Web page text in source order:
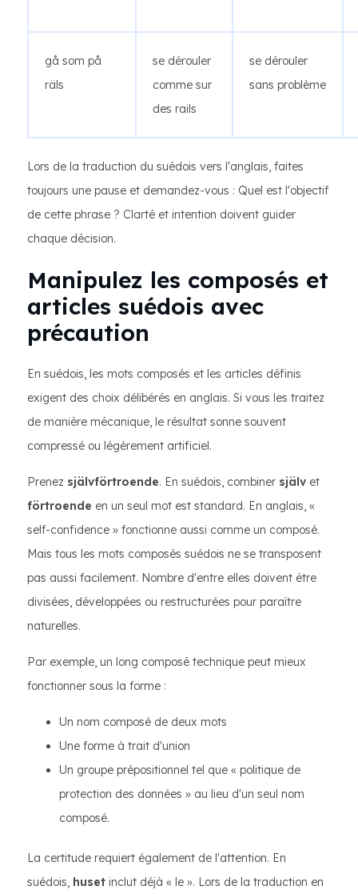
gå som på
räls
se dérouler
comme sur
des rails
se dérouler
sans problème
Lors de la traduction du suédois vers l'anglais, faites
toujours une pause et demandez-vous : Quel est l'objectif
de cette phrase ? Clarté et intention doivent guider
chaque décision.
Manipulez les composés et
articles suédois avec
précaution
En suédois, les mots composés et les articles définis
exigent des choix délibérés en anglais. Si vous les traitez
de manière mécanique, le résultat sonne souvent
compressé ou légèrement artificiel.
Prenez självförtroende. En suédois, combiner själv et
förtroende en un seul mot est standard. En anglais, «
self-confidence » fonctionne aussi comme un composé.
Mais tous les mots composés suédois ne se transposent
pas aussi facilement. Nombre d'entre elles doivent être
divisées, développées ou restructurées pour paraître
naturelles.
Par exemple, un long composé technique peut mieux
fonctionner sous la forme :
Un nom composé de deux mots
Une forme à trait d'union
Un groupe prépositionnel tel que « politique de
protection des données » au lieu d'un seul nom
composé.
La certitude requiert également de l'attention. En
suédois, huset inclut déjà « le ». Lors de la traduction en